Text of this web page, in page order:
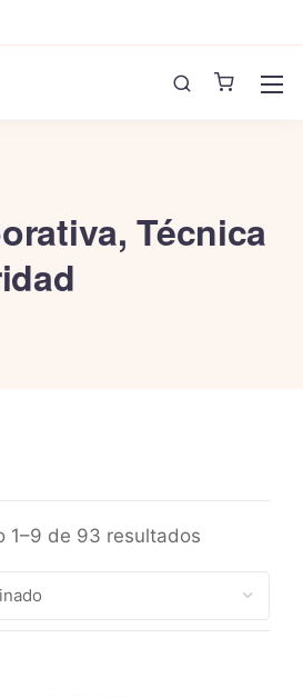
Técnica
1–9 de 93 resultados